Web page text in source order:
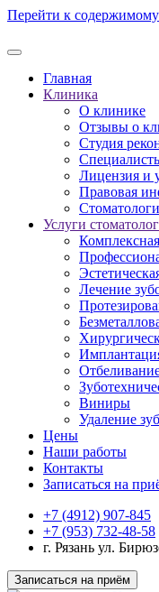
Перейти к содержимому
Главная
Клиника
О клинике
Отзывы о
Студия
Лицензия и
Правовая
Услуги
Лечение
Виниры
Удаление
Цены
Наши работы
Контакты
Записаться на
+7 (4912) 907-845
+7 (953) 732-48-58
г. Рязань ул.
Записаться на приём